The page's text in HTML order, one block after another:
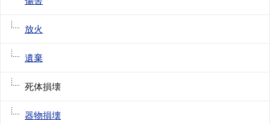
放火
遺棄
死体損壊
器物損壊